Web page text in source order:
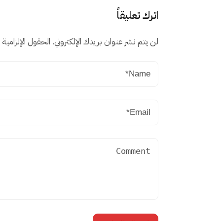
اترك تعليقاً
لن يتم نشر عنوان بريدك الإلكتروني. الحقول